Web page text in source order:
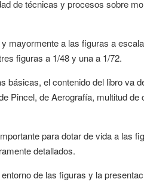
de técnicas y procesos sobre
mayormente a las figuras a
figuras a 1/48 y una a 1/72.
básicas, el contenido del libro va
Pincel, de Aerografía, multitud
para dotar de vida a las
detallados.
de las figuras y la